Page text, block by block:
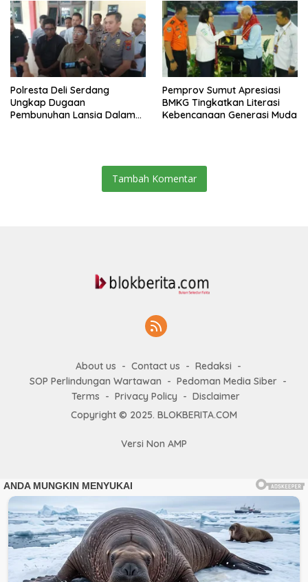
Polresta Deli Serdang
Ungkap Dugaan
Pembunuhan Lansia Dalam
Pemprov Sumut Apresiasi
BMKG Tingkatkan Literasi
Kebencanaan Generasi Muda
Tambah Komentar
About us Contact us
Redaksi
SOP Perlindungan Wartawan
Pedoman Media Siber
Terms
Privacy Policy
Disclaimer
Copyright © 2025. BLOKBERITA.COM
Versi Non AMP